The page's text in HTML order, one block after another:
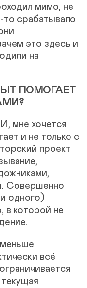
мимо, не
то срабатывало
это здесь и
на
ПОМОГАЕТ
мне хочется
и не только с
проект
Совершенно
одного)
в которой не
всё